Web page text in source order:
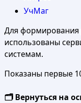
УчМаг
Для формирования
использованы
системам.
Показаны первые
🗂️ Вернуться на